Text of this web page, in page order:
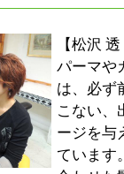
気持ちをリフレッシュ
セージをお願いし
で、七五三や成人式の
と思います。
来てくださっていて、